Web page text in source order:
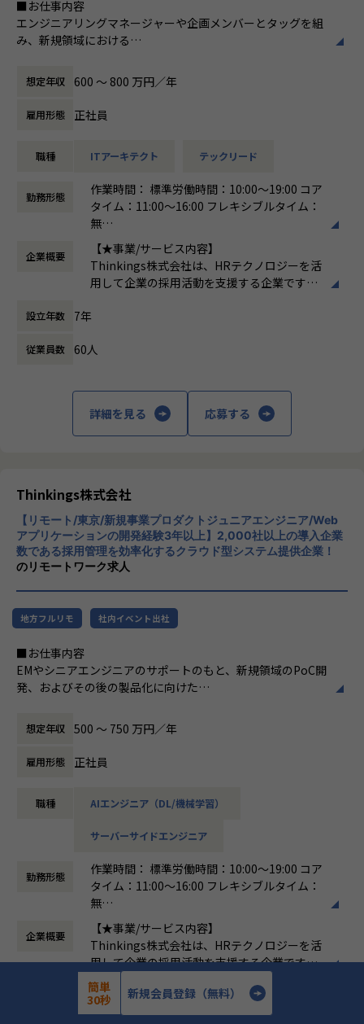
■仕事の魅力
Webサービス開発、スマホアプリ開発、業務系システム、基
ェーン技術を活用したシステム開発やIoTシステム開発など
増えてきています。業種やターゲットユーザー、今から立ち
ます。フルスタックなエンジニアを目指せる環境です。
高い技術力のある技術者が豊富にいるので、次はこの技術を
やってみたいという声ややるべきという考えが出てくる風土
です。世界中の最先端テクノロジーと結び付け、お客様や自
社のビジネスイノベーションに貢献できます。
チームとして助け合って業務を遂行する環境。 チームワーク
を大切にしており、日常的なコミュニケーション、コードレ
ビュー、スキル共有を通じて、メンバー全員が成長できるカ
昨年度有給取得率８０％以上。プライベートも充実し、やり
ンと安定した納得の給与も得ることが可能です。
【業務の変更の範囲】
■お仕事内容
エンジニアリングマネージャーや企画メンバーとタッグを組
み、新規領域における
アーキテクチャ設計・開発全般をお任せします。
＜具体的な業務イメージ＞
現在はPoCフェーズのため、技術と顧客課題の両面から「本
を見極める検証開発を行っています。企画と開発が一体とな
「顧客にどんな新しいソリューションを提供できるか」を技
術・ビジネスの両面からアプローチしていただきます。
▼新規領域におけるアーキテクチャ設計・技術選定
フロントエンド、バックエンド、インフラ、LLMモデル選定
など、サービス化を見据えたゼロベースからの土台作りと技
装
▼ビジネスサイド（PdM・経営層）と連携した技術的アプロ
ーチの策定
このフェーズで最も重要となるのは、「仮説と探索をいかに
素早く繰り返せるか」です。
机上の空論やドキュメント通りの開発ではなく、実際に動く
ものをスピード感を持って作り、
顧客の反応を見ながら次のアプローチを探索し続けるサイク
ルを主導していただきます。
ービス・製品としてゼロから設計・開発を主導していただき
■募集背景
用インフラとして成長を続けてきました。
オープンに外部へ拡張し、
「攻める開発組織」へと進化させるため、新規事業プロダク
現在は、自社アセットを活用した新たなソリューションの探
索・検証（PoC）を進めている最中です。
この構想を技術面から具現化し、将来的には新たなサービス
としてスケールさせていくコアメンバーとして、シニアエン
ジニアを募集します。
■配属・チーム構成・フォロー体制
｜配属部門・チーム
Tech&Design Center > Product Management Dept. > PoC
想定年収 600 〜 800 万円／年
雇用形態 正社員
職種 ITアーキテクト テックリード
勤務形態
作業時間： 標準労働時間：10:00～19:00 コア
タイム：11:00～16:00 フレキシブルタイム：
無
働き方：
フレックス制（コアタイムあり）
時間外労働の有無： 有（月平均15時間）
休憩時間： 60分
企業概要
【★事業/サービス内容】
Thinkings株式会社は、HRテクノロジーを活
用して企業の採用活動を支援する企業です。
採用管理システムで、企業が効率的かつ効果
します。sonar ATSは、応募者の管理、面接
ます。また、AIを活用したエントリーシート
選考支援機能も搭載しており、企業の採用活
動をさらに効率化します。
います。社員一人ひとりが主体的に行動し、
新しいアイデアを積極的に提案する文化が根
付いています。また、チームワークを大切に
し、互いにサポートし合う環境が整っていま
す。
【★働き方/リモートワーク】
柔軟な働き方を推奨しており、リモートワー
クも積極的に取り入れております。
設立年数 7年
従業員数 60人
詳細を見る 応募する
Thinkings株式会社
【リモート/東京/新規事業プロダクトジュニアエンジニア/Web
アプリケーションの開発経験3年以上】2,000社以上の導入企業
数である採用管理を効率化するクラウド型システム提供企業！
のリモートワーク求人
地方フルリモ 社内イベント出社
■お仕事内容
EMやシニアエンジニアのサポートのもと、新規領域のPoC開
発、およびその後の製品化に向けた
実装）を担当いただきます。
＜具体的な業務イメージ＞
現在はPoCフェーズのため、EMや先輩エンジニアと密にコミ
以下の業務を通じて「顧客の課題を解決する新しい仕組み
▼新規領域の設計および実装
全般フロントエンド、バックエンド、データモデリングな
ど、まずはご自身の得意な技術領域からスタートし、
徐々に幅を広げながらスピード感を持ってプロトタイプを形
にしていきます。
▼生成AIを活用した機能の立案・実装
生成AIをプロダクトに組み込み、顧客課題を解決する新しい
価値を生み出すための開発
想定年収 500 〜 750 万円／年
雇用形態 正社員
職種 AIエンジニア（DL/機械学習）
サーバーサイドエンジニア
勤務形態
作業時間： 標準労働時間：10:00～19:00 コア
タイム：11:00～16:00 フレキシブルタイム：
無
働き方：
フレックス制（コアタイムあり）
時間外労働の有無： 有（月平均15時間）
休憩時間： 60分
企業概要
【★事業/サービス内容】
Thinkings株式会社は、HRテクノロジーを活
用して企業の採用活動を支援する企業です。
主力製品である「sonar ATS」は、SaaS型の
採用管理システムで、企業が効率的かつ効果
的に採用プロセスを管理できるようサポート
7年
簡単
30秒
新規会員登録（無料）